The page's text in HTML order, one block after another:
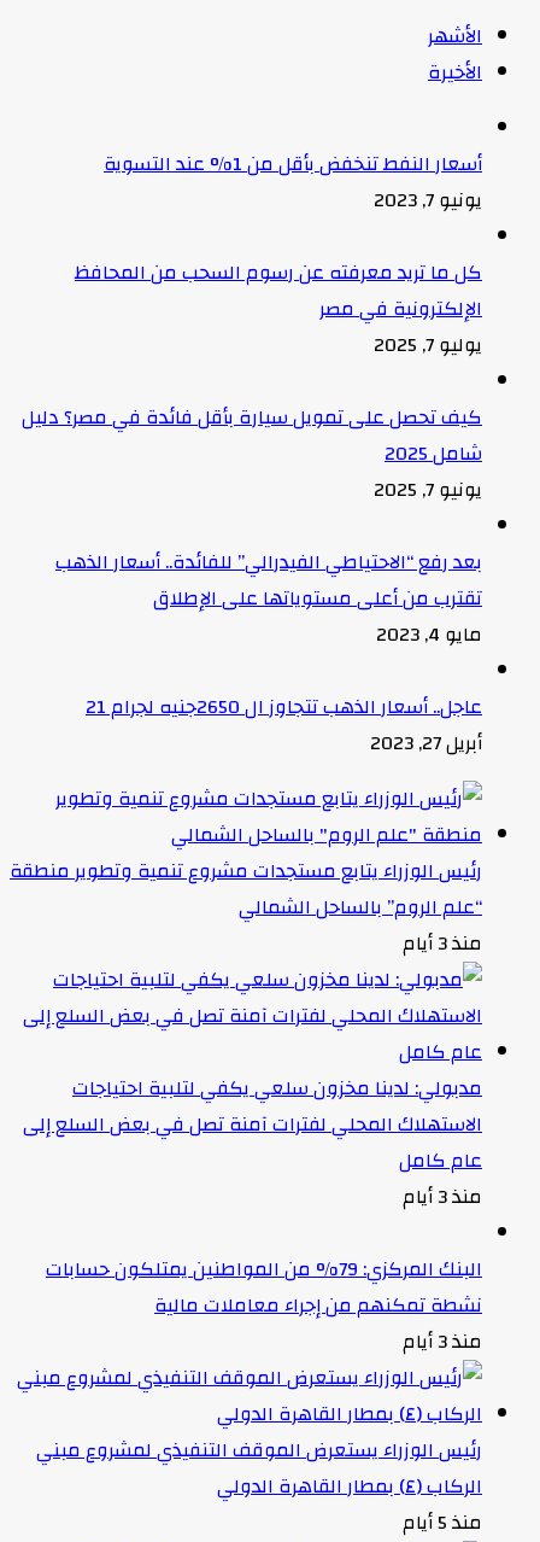
الأشهر
الأخيرة
أسعار النفط تنخفض بأقل من 1% عند التسوية
يونيو 7, 2023
كل ما تريد معرفته عن رسوم السحب من المحافظ
الإلكترونية في مصر
يوليو 7, 2025
كيف تحصل على تمويل سيارة بأقل فائدة في مصر؟ دليل
شامل 2025
يونيو 7, 2025
بعد رفع “الاحتياطي الفيدرالي” للفائدة.. أسعار الذهب
تقترب من أعلى مستوياتها على الإطلاق
مايو 4, 2023
عاجل.. أسعار الذهب تتجاوز ال 2650جنيه لجرام 21
أبريل 27, 2023
رئيس الوزراء يتابع مستجدات مشروع تنمية وتطوير منطقة
“علم الروم” بالساحل الشمالي
منذ 3 أيام
مدبولي: لدينا مخزون سلعي يكفي لتلبية احتياجات
الاستهلاك المحلي لفترات آمنة تصل في بعض السلع إلى
عام كامل
منذ 3 أيام
البنك المركزي: 79% من المواطنين يمتلكون حسابات
نشطة تمكنهم من إجراء معاملات مالية
منذ 3 أيام
رئيس الوزراء يستعرض الموقف التنفيذي لمشروع مبني
الركاب (٤) بمطار القاهرة الدولي
منذ 5 أيام